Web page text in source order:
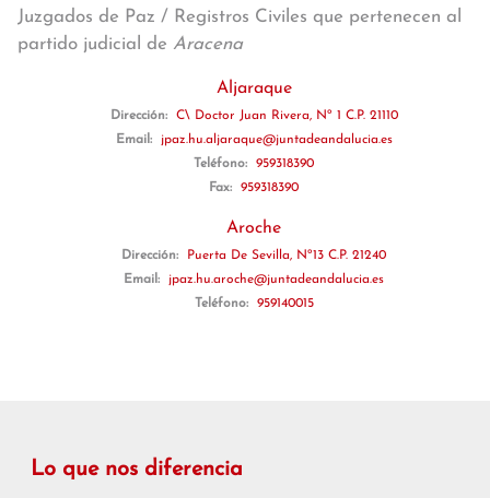
Juzgados de Paz / Registros Civiles que pertenecen al
partido judicial de Aracena
Aljaraque
Dirección:
C\ Doctor Juan Rivera, Nº 1 C.P. 21110
Email:
jpaz.hu.aljaraque@juntadeandalucia.es
Teléfono:
959318390
Fax:
959318390
Aroche
Dirección:
Puerta De Sevilla, Nº13 C.P. 21240
Email:
jpaz.hu.aroche@juntadeandalucia.es
Teléfono:
959140015
Lo que nos diferencia